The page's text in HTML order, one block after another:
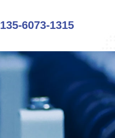
135-6073-1315